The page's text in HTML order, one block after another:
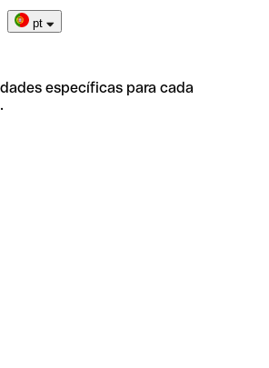
pt
específicas para cada